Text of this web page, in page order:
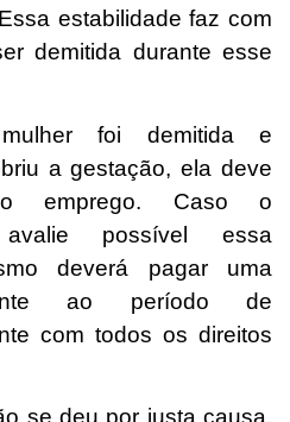
estabilidade faz com
demitida durante esse
foi demitida e
a gestação, ela deve
emprego. Caso o
possível essa
deverá pagar uma
ao período de
com todos os direitos
se deu por justa causa,